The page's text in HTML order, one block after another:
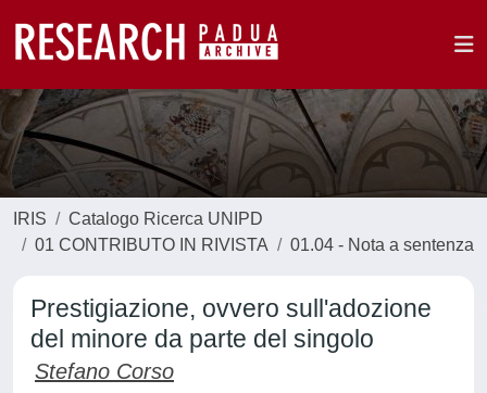
IRIS
Catalogo Ricerca UNIPD
01 CONTRIBUTO IN RIVISTA
01.04 - Nota a sentenza
Prestigiazione, ovvero sull'adozione
del minore da parte del singolo
Stefano Corso